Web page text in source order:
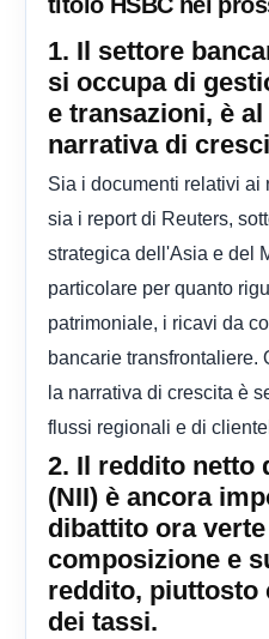
1. Il settore
si occupa di
e transazioni, è
narrativa di
Sia i documenti relativi
sia i report di Reuters,
strategica dell'Asia e del
particolare per quanto
patrimoniale, i ricavi da
bancarie transfrontaliere.
la narrativa di crescita è
flussi regionali e di
2. Il reddito netto
(NII) è ancora
dibattito ora
composizione e
reddito, piuttosto
dei tassi.